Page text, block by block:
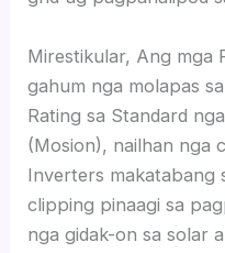
Mirestikular, Ang mga
gahum nga molapas
Rating sa Standard
(Mosion), nailhan nga
Inverters makatabang
clipping pinaagi sa
nga gidak-on sa solar